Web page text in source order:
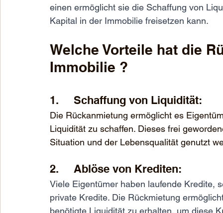
einen ermöglicht sie die Schaffung von
Kapital in der Immobilie freisetzen kann.
Welche Vorteile hat die
Immobilie ?
1.     Schaffung von Liquidität:
Die Rückanmietung ermöglicht es
Liquidität zu schaffen. Dieses frei
Situation und der Lebensqualität genutzt
2.     Ablöse von Krediten:
Viele Eigentümer haben laufende Kredite,
private Kredite. Die Rückmietung